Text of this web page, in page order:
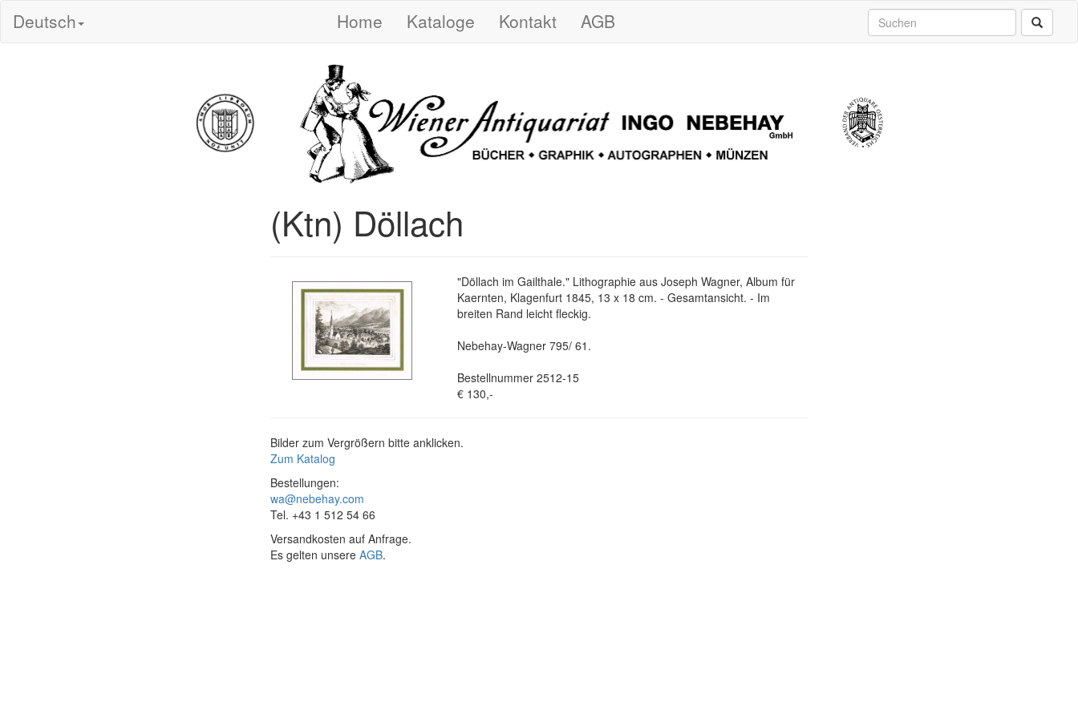
Deutsch Home Kataloge Kontakt AGB
(Ktn) Döllach
"Döllach im Gailthale." Lithographie aus Joseph Wagner, Album für
Kaernten, Klagenfurt 1845, 13 x 18 cm. - Gesamtansicht. - Im
breiten Rand leicht fleckig.
Nebehay-Wagner 795/ 61.
Bestellnummer 2512-15
€ 130,-
Bilder zum Vergrößern bitte anklicken.
Zum Katalog
Bestellungen:
wa@nebehay.com
Tel. +43 1 512 54 66
Versandkosten auf Anfrage.
Es gelten unsere AGB.